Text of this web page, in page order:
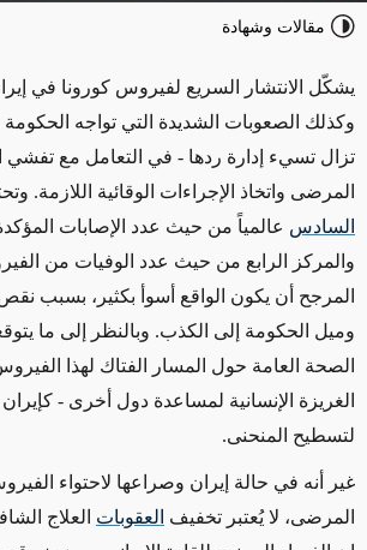
مقالات وشهادة
يشكّل الانتشار السريع لفيروس كورونا في
وكذلك الصعوبات الشديدة التي تواجه الحكومة
تزال تسيء إدارة ردها - في التعامل مع تفشي
المرضى واتخاذ الإجراءات الوقائية اللازمة.
السادس
والمركز الرابع من حيث عدد الوفيات من
المرجح أن يكون الواقع أسوأ بكثير، بسبب نقص
وميل الحكومة إلى الكذب. وبالنظر إلى ما
الصحة العامة حول المسار الفتاك لهذا
الغريزة الإنسانية لمساعدة دول أخرى -
لتسطيح المنحنى.
غير أنه في حالة إيران وصراعها لاحتواء
المرضى، لا يُعتبر تخفيف العقوبات العلاج